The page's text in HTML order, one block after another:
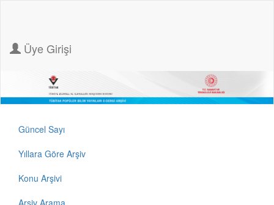
Üye Girişi
Güncel Sayı
Yıllara Göre Arşiv
Konu Arşivi
Arşiv Arama